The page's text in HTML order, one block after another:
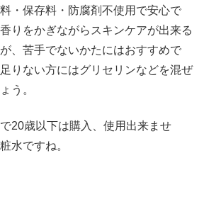
・保存料・防腐剤不使用で安心で
りをかぎながらスキンケアが出来る
、苦手でないかたにはおすすめで
りない方にはグリセリンなどを混ぜ
う。
20歳以下は購入、使用出来ませ
水ですね。